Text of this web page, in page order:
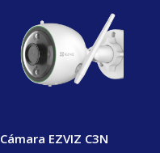
Cámara EZVIZ C3N